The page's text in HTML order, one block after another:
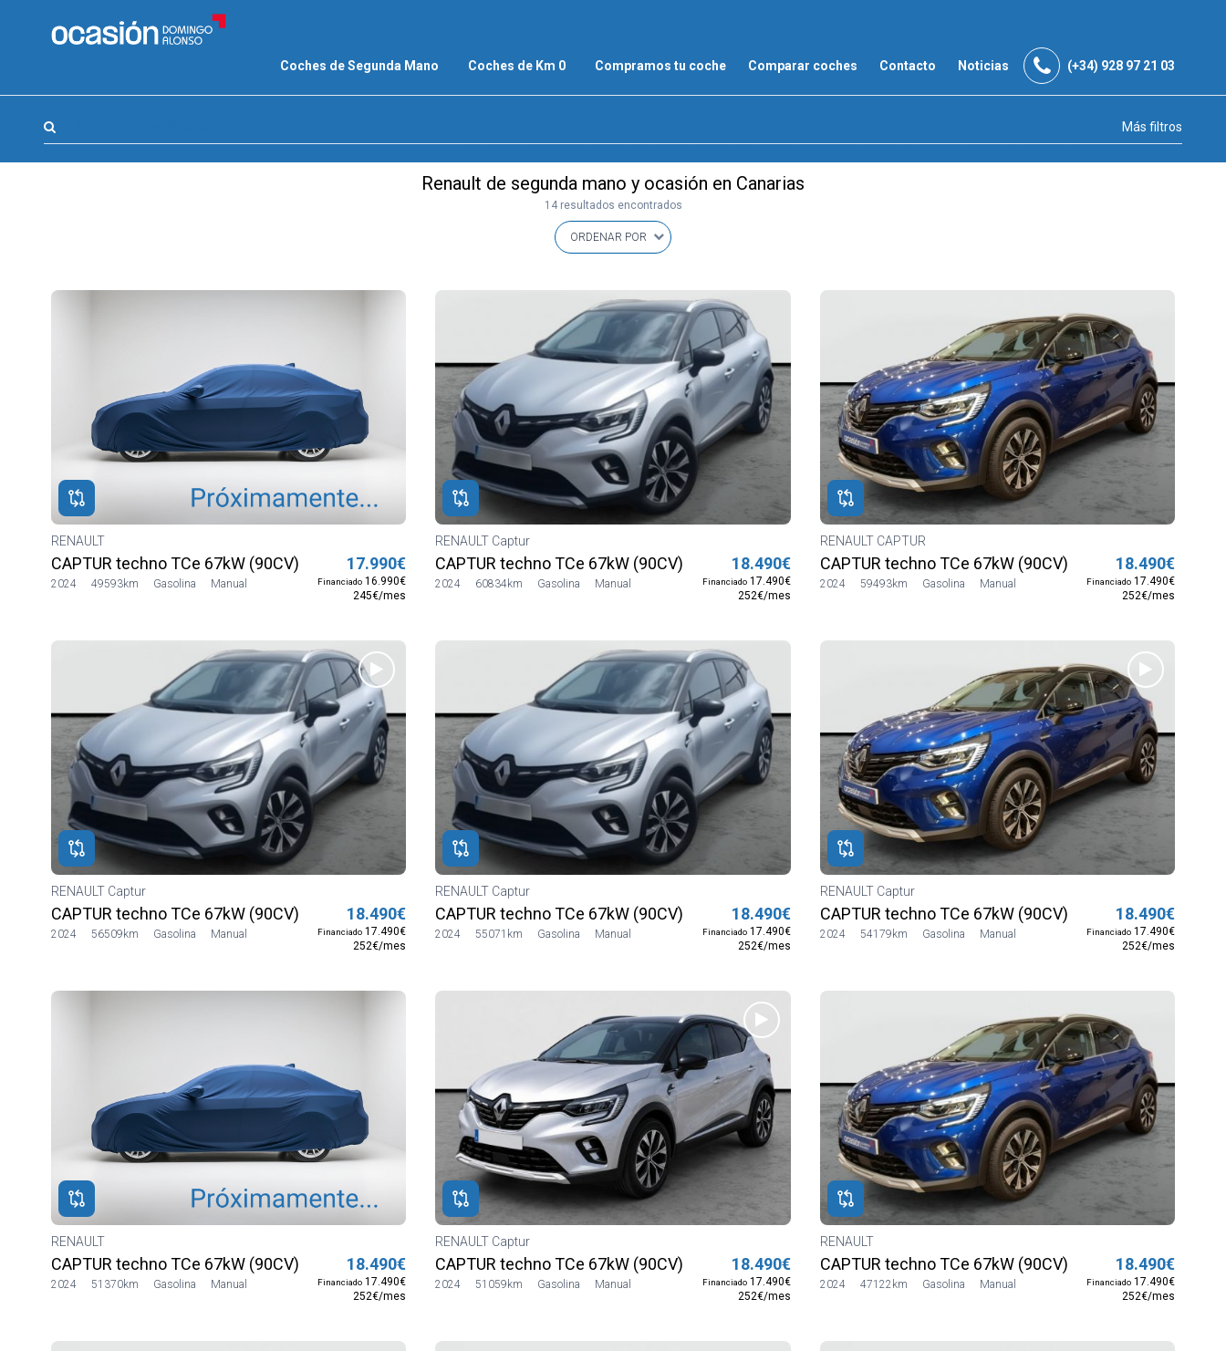
Coches de Segunda Mano Coches de Km 0 Compramos tu coche Comparar coches Contacto Noticias (+34) 928 97 21 03
FILTROS
APPROVED
Modelo (0)
Más filtros
Renault de segunda mano y ocasión en Canarias
14 resultados encontrados
RENAULT
CAPTUR techno TCe 67kW (90CV)
2024 49593km Gasolina Manual
17.990€
Financiado 16.990€
245€/mes
RENAULT Captur
CAPTUR techno TCe 67kW (90CV)
2024 60834km Gasolina Manual
18.490€
Financiado17.490€
252€/mes
RENAULT CAPTUR
CAPTUR techno TCe 67kW (90CV)
2024 59493km Gasolina Manual
18.490€
Financiado17.490€
252€/mes
RENAULT Captur
CAPTUR techno TCe 67kW (90CV)
2024 56509km Gasolina Manual
18.490€
Financiado 17.490€
252€/mes
RENAULT Captur
CAPTUR techno TCe 67kW (90CV)
2024 55071km Gasolina Manual
18.490€
Financiado17.490€
252€/mes
RENAULT Captur
CAPTUR techno TCe 67kW (90CV)
2024 54179km Gasolina Manual
18.490€
Financiado17.490€
252€/mes
RENAULT
CAPTUR techno TCe 67kW (90CV)
2024 51370km Gasolina Manual
18.490€
Financiado 17.490€
252€/mes
RENAULT Captur
CAPTUR techno TCe 67kW (90CV)
2024 51059km Gasolina Manual
18.490€
Financiado17.490€
252€/mes
RENAULT
CAPTUR techno TCe 67kW (90CV)
2024 47122km Gasolina Manual
18.490€
Financiado17.490€
252€/mes